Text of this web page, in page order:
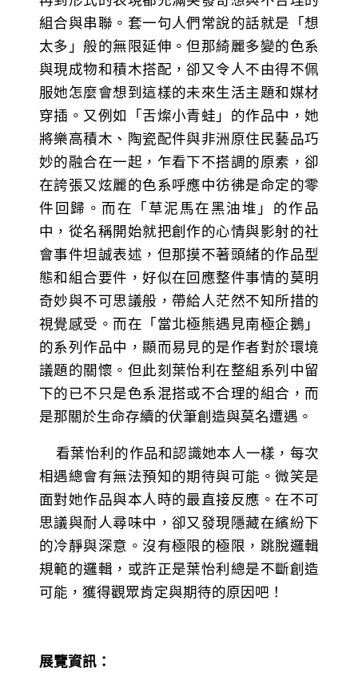
組合與串聯。套一句人們常說的話就是「想
太多」般的無限延伸。但那綺麗多變的色系
與現成物和積木搭配，卻又令人不由得不佩
服她怎麼會想到這樣的未來生活主題和媒材
穿插。又例如「舌燦小青蛙」的作品中，她
將樂高積木、陶瓷配件與非洲原住民藝品巧
妙的融合在一起，乍看下不搭調的原素，卻
在誇張又炫麗的色系呼應中彷彿是命定的零
件回歸。而在「草泥馬在黑油堆」的作品
中，從名稱開始就把創作的心情與影射的社
會事件坦誠表述，但那摸不著頭緒的作品型
態和組合要件，好似在回應整件事情的莫明
奇妙與不可思議般，帶給人茫然不知所措的
視覺感受。而在「當北極熊遇見南極企鵝」
的系列作品中，顯而易見的是作者對於環境
議題的關懷。但此刻葉怡利在整組系列中留
下的已不只是色系混搭或不合理的組合，而
是那關於生命存續的伏筆創造與莫名遭遇。
看葉怡利的作品和認識她本人一樣，每次
相遇總會有無法預知的期待與可能。微笑是
面對她作品與本人時的最直接反應。在不可
思議與耐人尋味中，卻又發現隱藏在繽紛下
的冷靜與深意。沒有極限的極限，跳脫邏輯
規範的邏輯，或許正是葉怡利總是不斷創造
可能，獲得觀眾肯定與期待的原因吧！
展覽資訊：